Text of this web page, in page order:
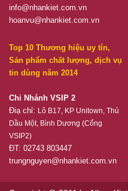
info@nhankiet.com.vn
hoanvu@nhankiet.com.vn
Top 10 Thương hiệu uy tín,
Sản phẩm chất lượng, dịch vụ
tin dùng năm 2014
Chi Nhánh VSIP 2
Điạ chỉ: Lô B17, KP Unitown, Thủ
Dầu Một, Bình Dương (Cổng
VSIP2)
ĐT: 02743 803447
trungnguyen@nhankiet.com.vn